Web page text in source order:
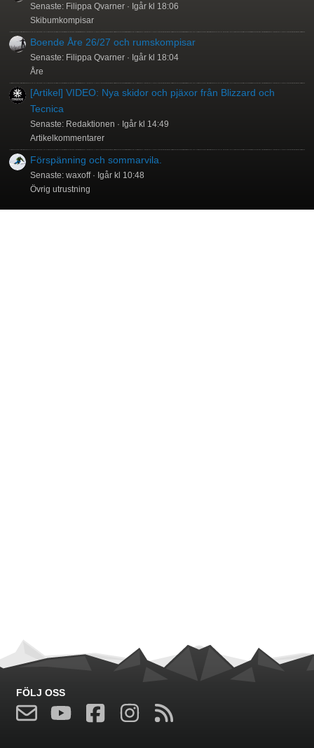
Senaste: Filippa Qvarner
Igår kl 18:06
Skibumkompisar
Boende Åre 26/27 och rumskompisar
Senaste: Filippa Qvarner
Igår kl 18:04
Åre
[Artikel] VIDEO: Nya skidor och pjäxor från Blizzard och
Tecnica
Senaste: Redaktionen
Igår kl 14:49
Artikelkommentarer
Förspänning och sommarvila.
Senaste: waxoff
Igår kl 10:48
Övrig utrustning
FÖLJ OSS